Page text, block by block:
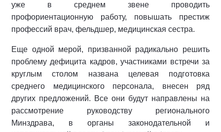
уже в среднем звене проводить
профориентационную работу, повышать престиж
профессий врач, фельдшер, медицинская сестра.
Еще одной мерой, призванной радикально решить
проблему дефицита кадров, участниками встречи за
круглым столом названа целевая подготовка
среднего медицинского персонала, внесен ряд
других предложений. Все они будут направлены на
рассмотрение руководству регионального
Минздрава, в органы законодательной и